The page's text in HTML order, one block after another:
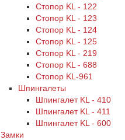
Стопор KL - 122
Стопор KL - 123
Стопор KL - 124
Стопор KL - 125
Стопор KL - 219
Стопор KL - 688
Стопор KL-961
Шпингалеты
Шпингалет KL - 410
Шпингалет KL - 411
Шпингалет KL - 600
Замки